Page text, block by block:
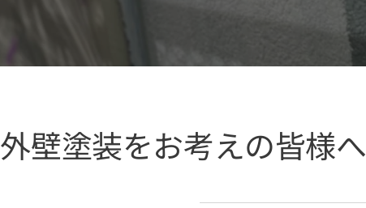
外壁塗装をお考えの皆様へ